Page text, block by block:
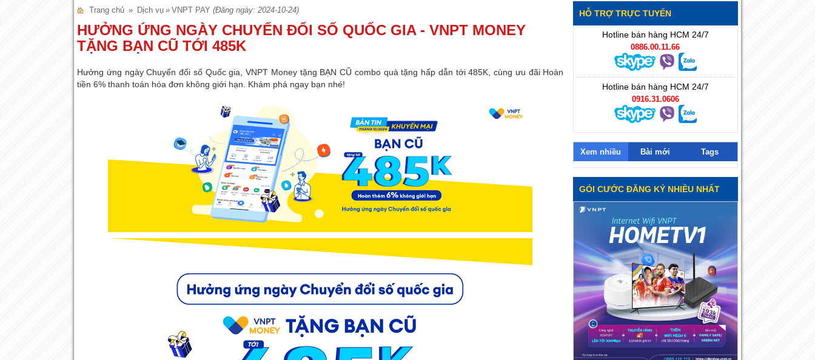
Trang chủ » Dịch vụ » VNPT PAY (Đăng ngày: 2024-10-24)
HƯỞNG ỨNG NGÀY CHUYỂN ĐỔI SỐ QUỐC GIA - VNPT MONEY
TẶNG BẠN CŨ TỚI 485K
Hưởng ứng ngày Chuyển đổi số Quốc gia, VNPT Money tặng BẠN CŨ combo quà tặng hấp dẫn tới 485K, cùng ưu đãi Hoàn
tiền 6% thanh toán hóa đơn không giới hạn. Khám phá ngay bạn nhé!
HỖ TRỢ TRỰC TUYẾN
Hotline bán hàng HCM 24/7
0886.00.11.66
Hotline bán hàng HCM 24/7
0916.31.0606
Xem nhiều Bài mới Tags
GÓI CƯỚC ĐĂNG KÝ NHIỀU NHẤT